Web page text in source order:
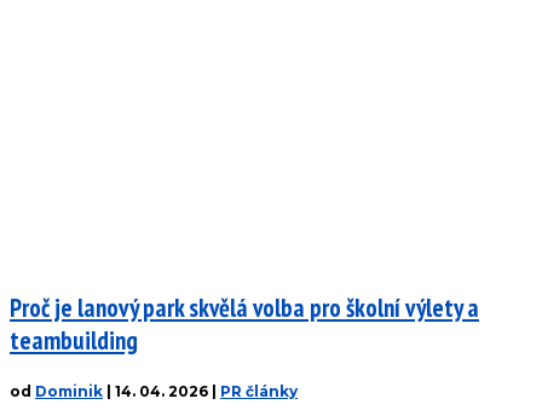
Proč je lanový park skvělá volba pro školní výlety a
teambuilding
od Dominik 14. 04. 2026 PR články